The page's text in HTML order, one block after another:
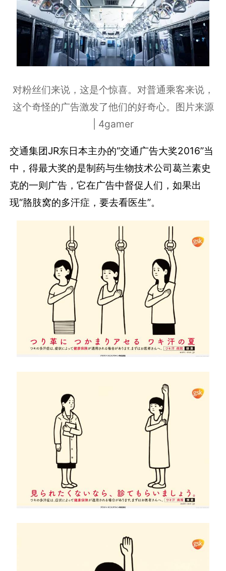
对粉丝们来说，这是个惊喜。对普通乘客来说，
这个奇怪的广告激发了他们的好奇心。图片来源
| 4gamer
交通集团JR东日本主办的“交通广告大奖2016”当
中，得最大奖的是制药与生物技术公司葛兰素史
克的一则广告，它在广告中督促人们，如果出
现“胳肢窝的多汗症，要去看医生”。